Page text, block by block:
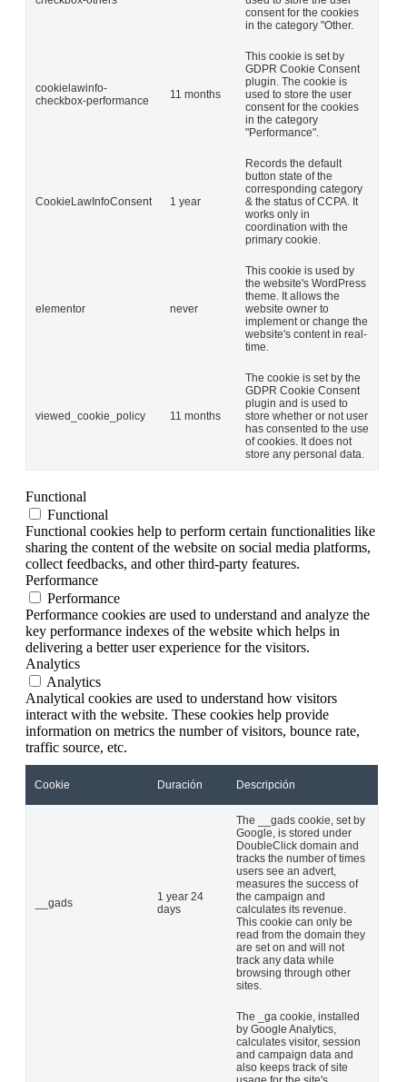
consent for the cookies
in the category "Other.
cookielawinfo-
checkbox-performance
11 months
This cookie is set by
GDPR Cookie Consent
plugin. The cookie is
used to store the user
consent for the cookies
in the category
"Performance".
CookieLawInfoConsent 1 year
Records the default
button state of the
corresponding category
& the status of CCPA. It
works only in
coordination with the
primary cookie.
elementor never
This cookie is used by
the website's WordPress
theme. It allows the
website owner to
implement or change the
website's content in real-
time.
viewed_cookie_policy 11 months
The cookie is set by the
GDPR Cookie Consent
plugin and is used to
store whether or not user
has consented to the use
of cookies. It does not
store any personal data.
Functional
Functional
Functional cookies help to perform certain functionalities like
sharing the content of the website on social media platforms,
collect feedbacks, and other third-party features.
Performance
Performance
Performance cookies are used to understand and analyze the
key performance indexes of the website which helps in
delivering a better user experience for the visitors.
Analytics
Analytics
Analytical cookies are used to understand how visitors
interact with the website. These cookies help provide
information on metrics the number of visitors, bounce rate,
traffic source, etc.
Cookie Duración Descripción
__gads
1 year 24
days
The __gads cookie, set by
Google, is stored under
DoubleClick domain and
tracks the number of times
users see an advert,
measures the success of
the campaign and
calculates its revenue.
This cookie can only be
read from the domain they
are set on and will not
track any data while
browsing through other
sites.
The _ga cookie, installed
by Google Analytics,
calculates visitor, session
and campaign data and
also keeps track of site